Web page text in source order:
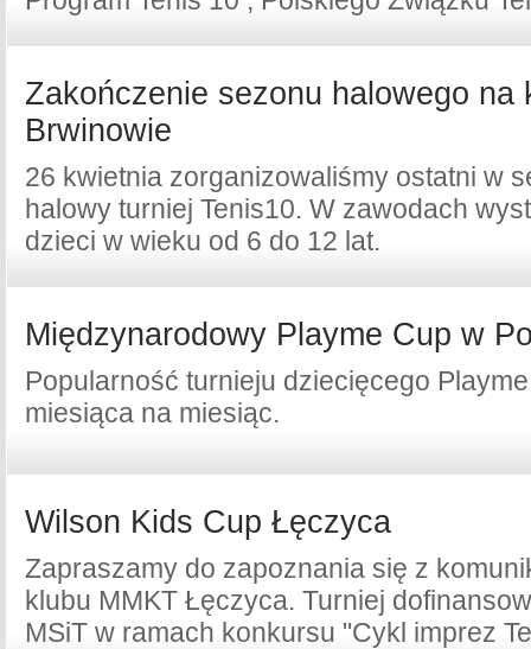
Zakończenie sezonu halowego na
Brwinowie
26 kwietnia zorganizowaliśmy ostatni w
halowy turniej Tenis10. W zawodach
dzieci w wieku od 6 do 12 lat.
Międzynarodowy Playme Cup w
Popularność turnieju dziecięcego
miesiąca na miesiąc.
Wilson Kids Cup Łęczyca
Zapraszamy do zapoznania się z
klubu MMKT Łęczyca. Turniej
MSiT w ramach konkursu "Cykl imprez